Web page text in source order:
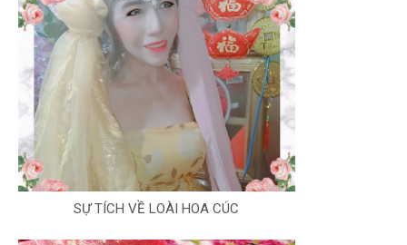
SỰ TÍCH VỀ LOÀI HOA CÚC